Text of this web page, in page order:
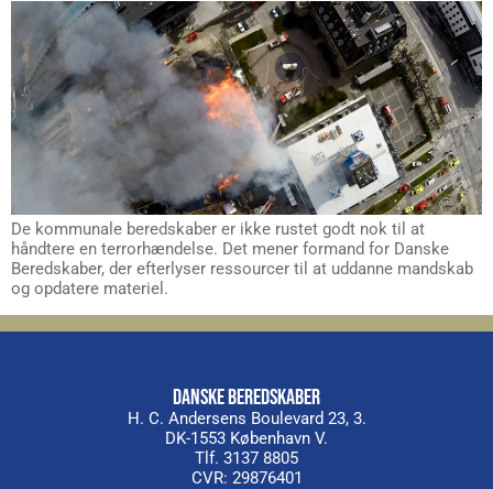
De kommunale beredskaber er ikke rustet godt nok til at
håndtere en terrorhændelse. Det mener formand for Danske
Beredskaber, der efterlyser ressourcer til at uddanne mandskab
og opdatere materiel.
DANSKE BEREDSKABER
H. C. Andersens Boulevard 23, 3.
DK-1553 København V.
Tlf. 3137 8805
CVR: 29876401